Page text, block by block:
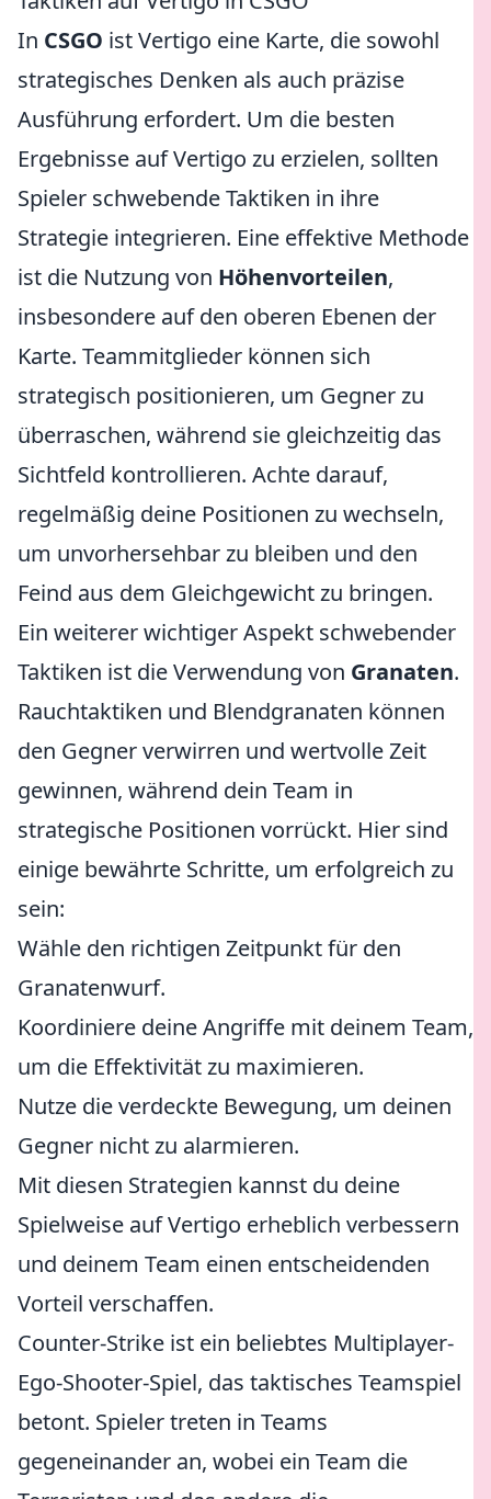
In CSGO ist Vertigo eine Karte, die sowohl
strategisches Denken als auch präzise
Ausführung erfordert. Um die besten
Ergebnisse auf Vertigo zu erzielen, sollten
Spieler schwebende Taktiken in ihre
Strategie integrieren. Eine effektive Methode
ist die Nutzung von Höhenvorteilen,
insbesondere auf den oberen Ebenen der
Karte. Teammitglieder können sich
strategisch positionieren, um Gegner zu
überraschen, während sie gleichzeitig das
Sichtfeld kontrollieren. Achte darauf,
regelmäßig deine Positionen zu wechseln,
um unvorhersehbar zu bleiben und den
Feind aus dem Gleichgewicht zu bringen.
Ein weiterer wichtiger Aspekt schwebender
Taktiken ist die Verwendung von Granaten.
Rauchtaktiken und Blendgranaten können
den Gegner verwirren und wertvolle Zeit
gewinnen, während dein Team in
strategische Positionen vorrückt. Hier sind
einige bewährte Schritte, um erfolgreich zu
sein:
Wähle den richtigen Zeitpunkt für den
Granatenwurf.
Koordiniere deine Angriffe mit deinem Team,
um die Effektivität zu maximieren.
Nutze die verdeckte Bewegung, um deinen
Gegner nicht zu alarmieren.
Mit diesen Strategien kannst du deine
Spielweise auf Vertigo erheblich verbessern
und deinem Team einen entscheidenden
Vorteil verschaffen.
Counter-Strike ist ein beliebtes Multiplayer-
Ego-Shooter-Spiel, das taktisches Teamspiel
betont. Spieler treten in Teams
gegeneinander an, wobei ein Team die